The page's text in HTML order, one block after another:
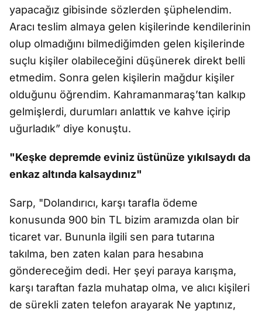
yapacağız gibisinde sözlerden şüphelendim.
Aracı teslim almaya gelen kişilerinde kendilerinin
olup olmadığını bilmediğimden gelen kişilerinde
suçlu kişiler olabileceğini düşünerek direkt belli
etmedim. Sonra gelen kişilerin mağdur kişiler
olduğunu öğrendim. Kahramanmaraş’tan kalkıp
gelmişlerdi, durumları anlattık ve kahve içirip
uğurladık” diye konuştu.
"Keşke depremde eviniz üstünüze yıkılsaydı da
enkaz altında kalsaydınız"
Sarp, "Dolandırıcı, karşı tarafla ödeme
konusunda 900 bin TL bizim aramızda olan bir
ticaret var. Bununla ilgili sen para tutarına
takılma, ben zaten kalan para hesabına
göndereceğim dedi. Her şeyi paraya karışma,
karşı taraftan fazla muhatap olma, ve alıcı kişileri
de sürekli zaten telefon arayarak Ne yaptınız,